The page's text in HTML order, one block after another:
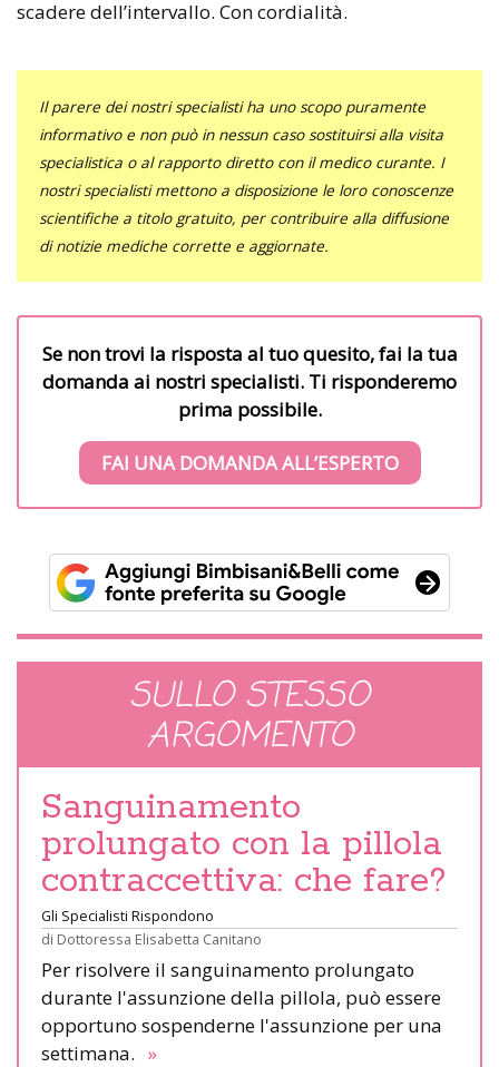
scadere dell’intervallo. Con cordialità.
Il parere dei nostri specialisti ha uno scopo puramente
informativo e non può in nessun caso sostituirsi alla visita
specialistica o al rapporto diretto con il medico curante. I
nostri specialisti mettono a disposizione le loro conoscenze
scientifiche a titolo gratuito, per contribuire alla diffusione
di notizie mediche corrette e aggiornate.
Se non trovi la risposta al tuo quesito, fai la tua
domanda ai nostri specialisti. Ti risponderemo
prima possibile.
FAI UNA DOMANDA ALL’ESPERTO
SULLO STESSO
ARGOMENTO
Sanguinamento
prolungato con la pillola
contraccettiva: che fare?
Gli Specialisti Rispondono
di Dottoressa Elisabetta Canitano
Per risolvere il sanguinamento prolungato
durante l'assunzione della pillola, può essere
opportuno sospenderne l'assunzione per una
settimana. »